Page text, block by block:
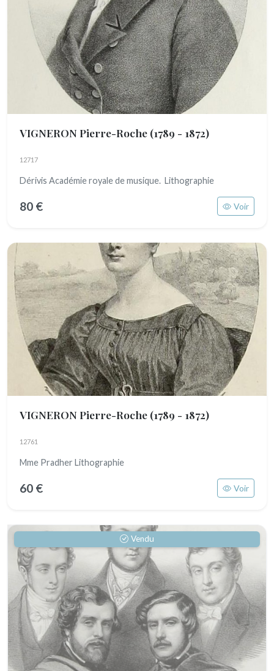
VIGNERON Pierre-Roche (1789 - 1872)
12717
Dérivis Académie royale de musique. Lithographie
80 € Voir
VIGNERON Pierre-Roche (1789 - 1872)
12761
Mme Pradher Lithographie
60 € Voir
Vendu